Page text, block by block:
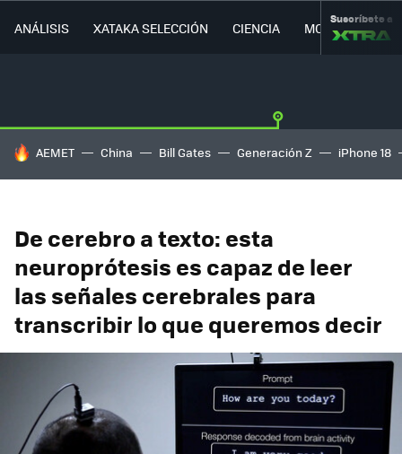
ANÁLISIS XATAKA SELECCIÓN CIENCIA MOVILIDAD
Suscríbete a
HOY SE HABLA DE
AEMET China Bill Gates Generación Z iPhone 18
De cerebro a texto: esta
neuroprótesis es capaz de leer
las señales cerebrales para
transcribir lo que queremos decir